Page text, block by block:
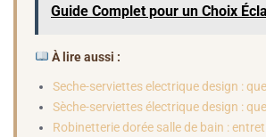
Guide Complet pour un Choix
À lire aussi :
Seche-serviettes electrique design :
Sèche-serviettes électrique design :
Robinetterie dorée salle de bain :